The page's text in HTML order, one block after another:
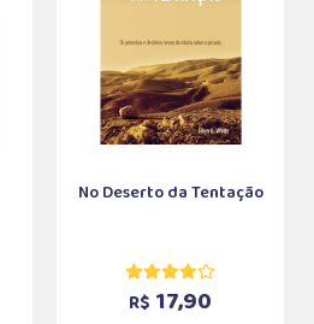
No Deserto da Tentação
R$ 17,90